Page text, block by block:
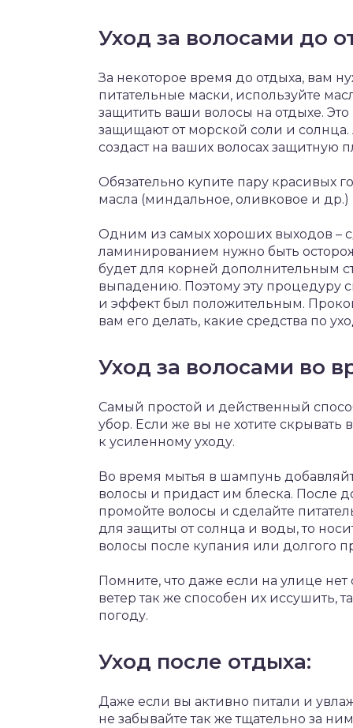
Уход за волосами до
За некоторое время до отдыха, вам
питательные маски, используйте
защитить ваши волосы на отдыхе.
защищают от морской соли и
создаст на ваших волосах защитную
Обязательно купите пару красивых
масла (миндальное, оливковое и
Одним из самых хороших выходов –
ламинированием нужно быть
будет для корней дополнительным
выпадению. Поэтому эту процедуру
и эффект был положительным.
вам его делать, какие средства по
Уход за волосами во
Самый простой и действенный
убор. Если же вы не хотите
к усиленному уходу.
Во время мытья в шампунь
волосы и придаст им блеска. После
промойте волосы и сделайте
для защиты от солнца и воды, то
волосы после купания или долгого
Помните, что даже если на улице
ветер так же способен их иссушить,
погоду.
Уход после отдыха:
Даже если вы активно питали и
не забывайте так же тщательно за